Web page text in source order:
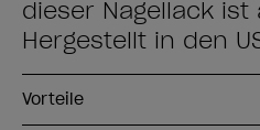
dieser Nagellack ist
Hergestellt in den
Vorteile